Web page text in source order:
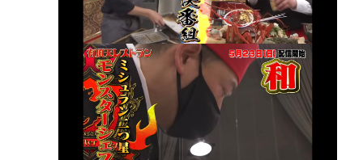
のお願い
共産党信者「募金で共産党を叩くのは、頑張る人を
邪魔したいという日本人らしい薄暗い欲望のせい」
パチ●コ中毒者の99%はアニメに興味なく、いつも打
ってる台の原作も知らないという不都合な真実
Powered by livedoor 相互RSS